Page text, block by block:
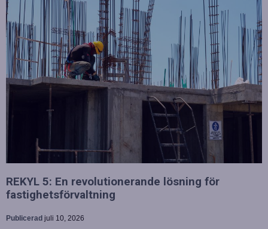
REKYL 5: En revolutionerande lösning för
fastighetsförvaltning
Publicerad juli 10, 2026